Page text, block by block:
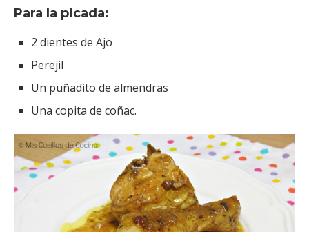
Para la picada:
2 dientes de Ajo
Perejil
Un puñadito de almendras
Una copita de coñac.